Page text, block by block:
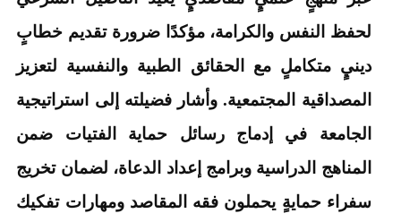
لحفظ النفس والكرامة، مؤكدًا ضرورة تقديم خطابٍ
دينيٍ متكاملٍ مع الحقائق الطبية والنفسية لتعزيز
المصداقية المجتمعية. وأشار فضيلته إلى استراتيجية
الجامعة في إدماج رسائل حماية الفتيات ضمن
المناهج الدراسية وبرامج إعداد الدعاة، لضمان تخريج
سفراء حمايةٍ يحملون فقه المقاصد ومهارات تفكيك